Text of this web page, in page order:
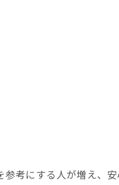
考にする人が増え、